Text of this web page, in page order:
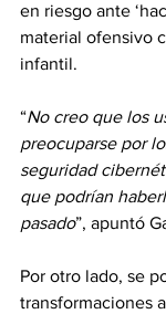
en riesgo ante
material ofensivo
infantil.
“No creo que los
preocuparse por
seguridad
que podrían
pasado”, apuntó
Por otro lado, se
transformaciones